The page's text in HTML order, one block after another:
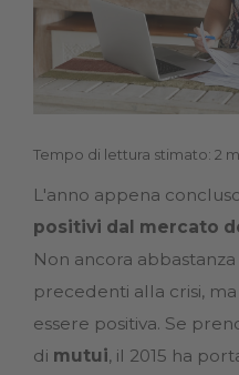
Tempo di lettura stimato: 2
L'anno appena
positivi dal mercato
Non ancora
precedenti alla crisi,
essere positiva. Se
di mutui, il 2015 ha